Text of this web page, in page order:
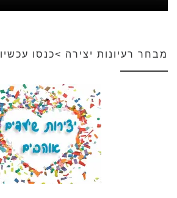
מבחר רעיונות יצירה >כנסו עכשיו